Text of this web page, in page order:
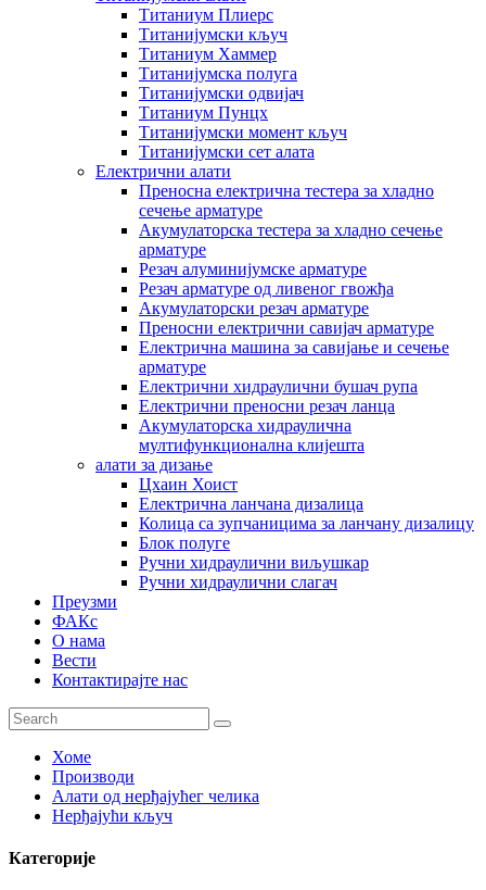
Титаниум Плиерс
Титанијумски кључ
Титаниум Хаммер
Титанијумска полуга
Титанијумски одвијач
Титаниум Пунцх
Титанијумски момент кључ
Титанијумски сет алата
Електрични алати
Преносна електрична тестера за хладно
сечење арматуре
Акумулаторска тестера за хладно сечење
арматуре
Резач алуминијумске арматуре
Резач арматуре од ливеног гвожђа
Акумулаторски резач арматуре
Преносни електрични савијач арматуре
Електрична машина за савијање и сечење
арматуре
Електрични хидраулични бушач рупа
Електрични преносни резач ланца
Акумулаторска хидраулична
мултифункционална клијешта
алати за дизање
Цхаин Хоист
Електрична ланчана дизалица
Колица са зупчаницима за ланчану дизалицу
Блок полуге
Ручни хидраулични виљушкар
Ручни хидраулични слагач
Преузми
ФАКс
О нама
Вести
Контактирајте нас
Хоме
Производи
Алати од нерђајућег челика
Нерђајући кључ
Категорије